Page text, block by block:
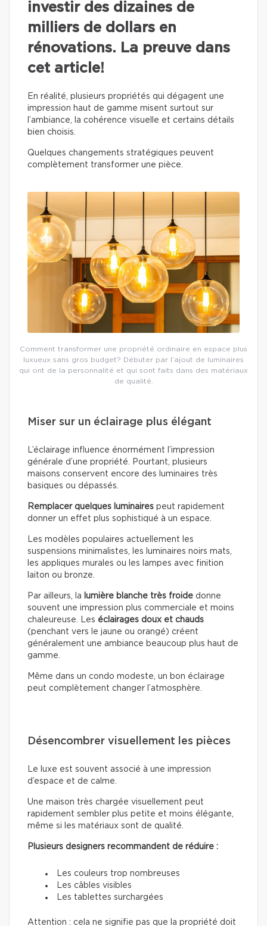
investir des dizaines de
milliers de dollars en
rénovations. La preuve dans
cet article!
En réalité, plusieurs propriétés qui dégagent une
impression haut de gamme misent surtout sur
l’ambiance, la cohérence visuelle et certains détails
bien choisis.
Quelques changements stratégiques peuvent
complètement transformer une pièce.
Comment transformer une propriété ordinaire en espace plus
luxueux sans gros budget? Débuter par l’ajout de luminaires
qui ont de la personnalité et qui sont faits dans des matériaux
de qualité.
Miser sur un éclairage plus élégant
L’éclairage influence énormément l’impression
générale d’une propriété. Pourtant, plusieurs
maisons conservent encore des luminaires très
basiques ou dépassés.
Remplacer quelques luminaires peut rapidement
donner un effet plus sophistiqué à un espace.
Les modèles populaires actuellement les
suspensions minimalistes, les luminaires noirs mats,
les appliques murales ou les lampes avec finition
laiton ou bronze.
Par ailleurs, la lumière blanche très froide donne
souvent une impression plus commerciale et moins
chaleureuse. Les éclairages doux et chauds
(penchant vers le jaune ou orangé) créent
généralement une ambiance beaucoup plus haut de
gamme.
Même dans un condo modeste, un bon éclairage
peut complètement changer l’atmosphère.
Désencombrer visuellement les pièces
Le luxe est souvent associé à une impression
d’espace et de calme.
Une maison très chargée visuellement peut
rapidement sembler plus petite et moins élégante,
même si les matériaux sont de qualité.
Plusieurs designers recommandent de réduire :
Les couleurs trop nombreuses
Les câbles visibles
Les tablettes surchargées
Attention : cela ne signifie pas que la propriété doit